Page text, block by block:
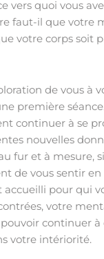
vers quoi vous
faut-il que votre
votre corps soit
de vous à
première
continuer à se
nouvelles
fur et à mesure,
de vous sentir en
accueilli pour qui
votre
pouvoir continuer
votre intériorité.